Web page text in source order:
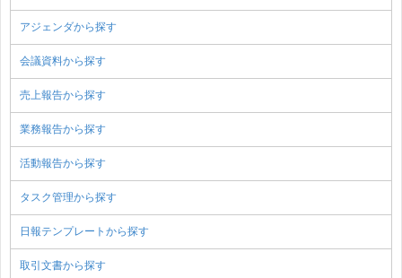
アジェンダから探す
会議資料から探す
売上報告から探す
業務報告から探す
活動報告から探す
タスク管理から探す
日報テンプレートから探す
取引文書から探す